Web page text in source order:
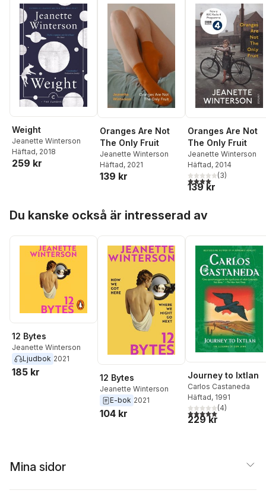
Weight
Jeanette Winterson
Häftad, 2018
259 kr
Oranges Are Not
The Only Fruit
Jeanette Winterson
Häftad, 2021
139 kr
Oranges Are Not
The Only Fruit
Jeanette Winterson
Häftad, 2014
4,0utav 5 stjärnor.
(3)
139 kr
Du kanske också är intresserad av
12 Bytes
Jeanette Winterson
Ljudbok 2021
185 kr
12 Bytes
Jeanette Winterson
E-bok 2021
104 kr
Journey to Ixtlan
Carlos Castaneda
Häftad, 1991
5,0utav 5 stjärnor.
(4)
229 kr
Mina sidor